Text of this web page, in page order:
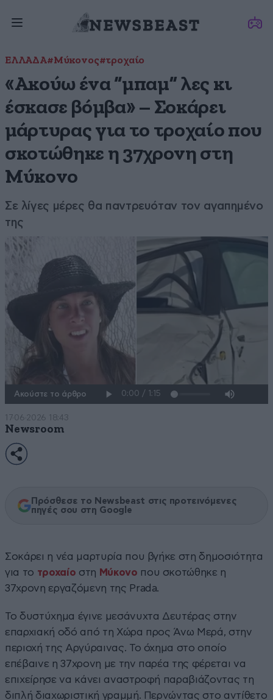
ΕΛΛΑΔΑ#Μύκονος#τροχαίο
«Ακούω ένα “μπαμ” λες κι
έσκασε βόμβα» – Σοκάρει
μάρτυρας για το τροχαίο που
σκοτώθηκε η 37χρονη στη
Μύκονο
Σε λίγες μέρες θα παντρευόταν τον αγαπημένο
της
Ακούστε το άρθρο
17·06·2026 18:43
Newsroom
Πρόσθεσε το Newsbeast στις προτεινόμενες
πηγές σου στη Google
Σοκάρει η νέα μαρτυρία που βγήκε στη δημοσιότητα
για το τροχαίο στη Μύκονο που σκοτώθηκε η
37χρονη εργαζόμενη της Prada.
Το δυστύχημα έγινε μεσάνυχτα Δευτέρας στην
επαρχιακή οδό από τη Χώρα προς Άνω Μερά, στην
περιοχή της Αργύραινας. Το όχημα στο οποίο
επέβαινε η 37χρονη με την παρέα της φέρεται να
επιχείρησε να κάνει αναστροφή παραβιάζοντας τη
διπλή διαχωριστική γραμμή. Περνώντας στο αντίθετο